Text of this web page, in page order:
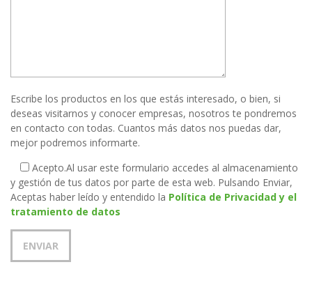
Escribe los productos en los que estás interesado, o bien, si
deseas visitarnos y conocer empresas, nosotros te pondremos
en contacto con todas. Cuantos más datos nos puedas dar,
mejor podremos informarte.
Acepto.Al usar este formulario accedes al almacenamiento
y gestión de tus datos por parte de esta web. Pulsando Enviar,
Aceptas haber leído y entendido la Política de Privacidad y el
tratamiento de datos